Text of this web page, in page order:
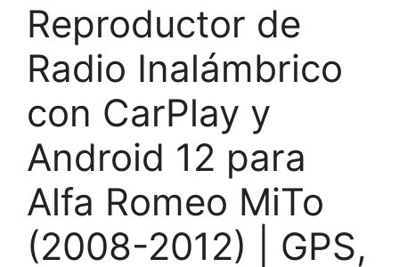
Reproductor de
Radio Inalámbrico
con CarPlay y
Android 12 para
Alfa Romeo MiTo
(2008-2012) | GPS,